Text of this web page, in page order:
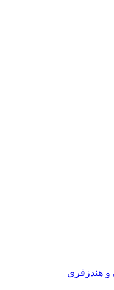
هندزفری